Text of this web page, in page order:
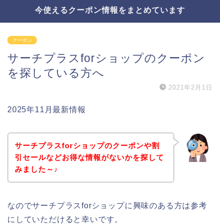
今使えるクーポン情報をまとめています
クーポン
サーチプラスforショップのクーポン
を探している方へ
2021年2月1日
2025年11月最新情報
サーチプラスforショップのクーポンや割
引セールなどお得な情報がないかを探して
みました～♪
なのでサーチプラスforショップに興味のある方は参考
にしていただけると幸いです。